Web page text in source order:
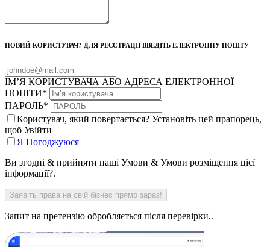
НОВИЙ КОРИСТУВАЧ? ДЛЯ РЕЄСТРАЦІЇ ВВЕДІТЬ ЕЛЕКТРОННУ ПОШТУ
ІМ’Я КОРИСТУВАЧА АБО АДРЕСА ЕЛЕКТРОННОЇ
ПОШТИ*
ПАРОЛЬ*
Користувач, який повертається? Установіть цей прапорець,
щоб Увійти
Я Погоджуюся
Ви згодні & прийняти наші Умови & Умови розміщення цієї
інформації?.
Запит на претензію обробляється після перевірки..